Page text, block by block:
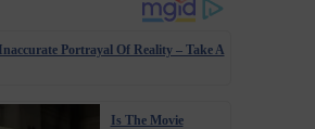
Portrayal Of Reality – Take A
Is The Movie